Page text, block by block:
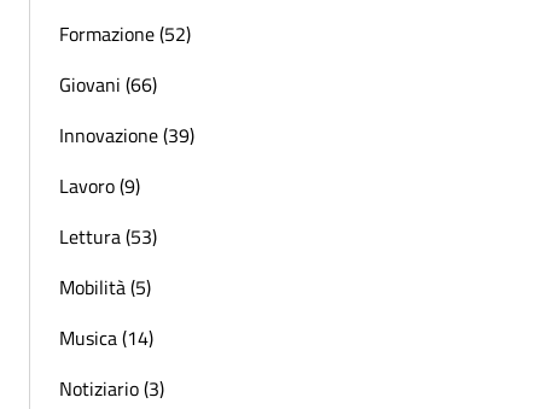
Formazione (52)
Giovani (66)
Innovazione (39)
Lavoro (9)
Lettura (53)
Mobilità (5)
Musica (14)
Notiziario (3)